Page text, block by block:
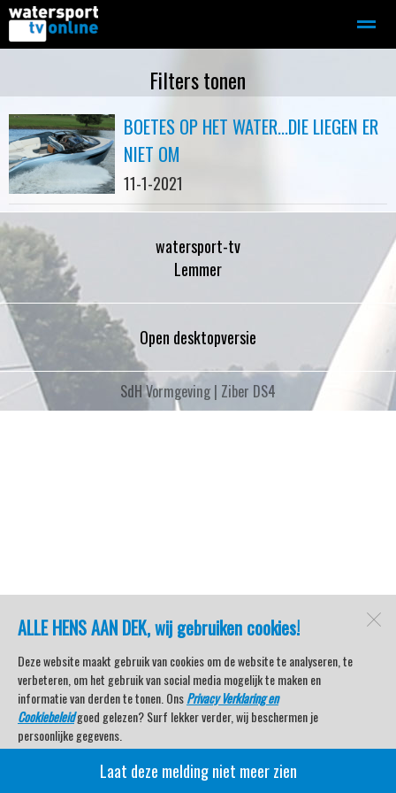
Motorboot-sloep Adverteren
Home
ALLE HENS AAN DEK, wij gebruiken cookies!
Deze website maakt gebruik van cookies om de website te analyseren, te
verbeteren, om het gebruik van social media mogelijk te maken en
informatie van derden te tonen. OnsPrivacy Verklaring en
Cookiebeleidgoed gelezen? Surf lekker verder, wij beschermen je
persoonlijke gegevens.
Veel kijkplezier met Watersport TV Beleving & Nieuws!
Laat deze melding niet meer zien
Filters tonen
BOETES OP HET WATER...DIE LIEGEN ER
NIET OM
11-1-2021
watersport-tv
Lemmer
Open desktopversie
SdH Vormgeving | Ziber DS4